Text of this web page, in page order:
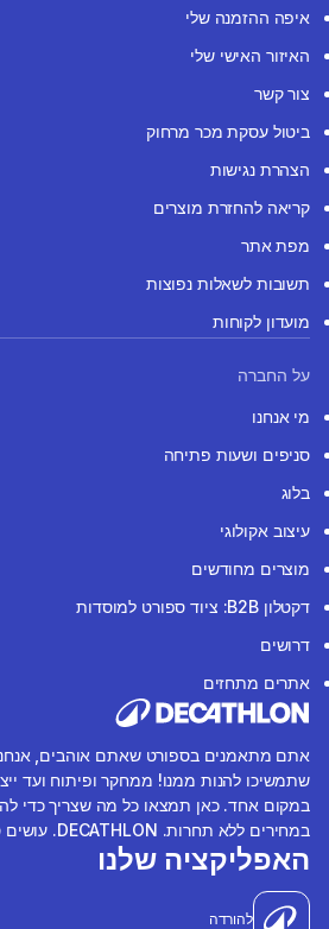
איפה ההזמנה שלי
האיזור האישי שלי
צור קשר
ביטול עסקת מכר מרחוק
הצהרת נגישות
קריאה להחזרת מוצרים
מפת אתר
תשובות לשאלות נפוצות
מועדון לקוחות
על החברה
מי אנחנו
סניפים ושעות פתיחה
בלוג
עיצוב אקולוגי
מוצרים מחודשים
דקטלון B2B: ציוד ספורט למוסדות
דרושים
אתרים מתחזים
אתם מתאמנים בספורט שאתם אוהבים, אנחנו
שתמשיכו להנות ממנו! ממחקר ופיתוח ועד
במקום אחד. כאן תמצאו כל מה שצריך כדי
במחירים ללא תחרות. DECATHLON. עושים ספורט יחד!
האפליקציה שלנו
להורדה